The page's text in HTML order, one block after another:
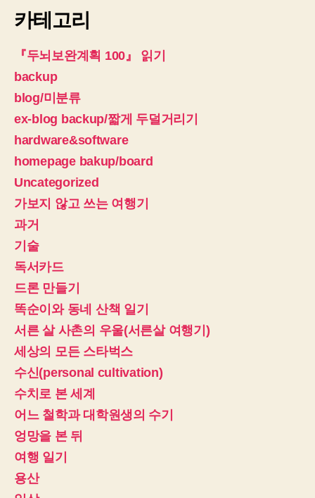
카테고리
『두뇌보완계획 100』 읽기
backup
blog/미분류
ex-blog backup/짧게 두덜거리기
hardware&software
homepage bakup/board
Uncategorized
가보지 않고 쓰는 여행기
과거
기술
독서카드
드론 만들기
똑순이와 동네 산책 일기
서른 살 사촌의 우울(서른살 여행기)
세상의 모든 스타벅스
수신(personal cultivation)
수치로 본 세계
어느 철학과 대학원생의 수기
엉망을 본 뒤
여행 일기
용산